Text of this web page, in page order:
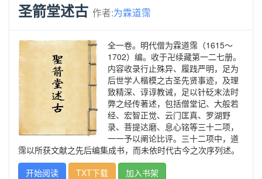
圣箭堂述古 作者:为霖道霈
全一卷。明代僧为霖道霈（1615～
1702）编。收于卍续藏第一二七册。
内容收录行止殊异、履践严明，足为
后世学人楷模之古圣先贤事迹，及理
致精深、谆谆教诫，足以针砭末法时
弊之经传著述，包括僧堂记、大般若
经、宏智正觉、云门匡真、罗湖野
录、菩提达磨、息心铭等三十二项，
一一予以阐论比评。三十二项中，道
霈以所获文献之先后编集成书，而未依时代古今之次序列述。
开始阅读
TXT下载 加入书架